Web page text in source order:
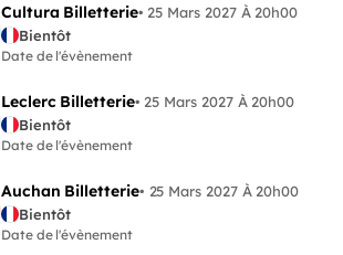
Cultura Billetterie• 25 Mars 2027 À 20h00
Bientôt
Date de l'évènement
Leclerc Billetterie• 25 Mars 2027 À 20h00
Bientôt
Date de l'évènement
Auchan Billetterie• 25 Mars 2027 À 20h00
Bientôt
Date de l'évènement